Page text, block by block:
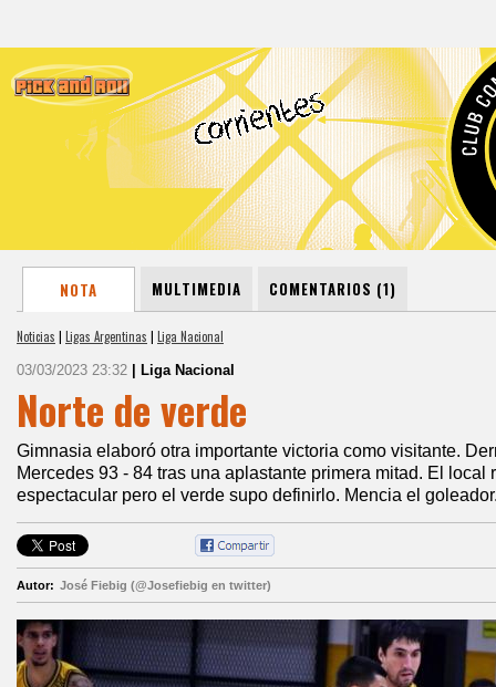
NOTA MULTIMEDIA COMENTARIOS (1)
Noticias | Ligas Argentinas | Liga Nacional
03/03/2023 23:32 | Liga Nacional
Norte de verde
Gimnasia elaboró otra importante victoria como visitante.
Mercedes 93 - 84 tras una aplastante primera mitad. El local
espectacular pero el verde supo definirlo. Mencia el
Autor: José Fiebig (@Josefiebig en twitter)